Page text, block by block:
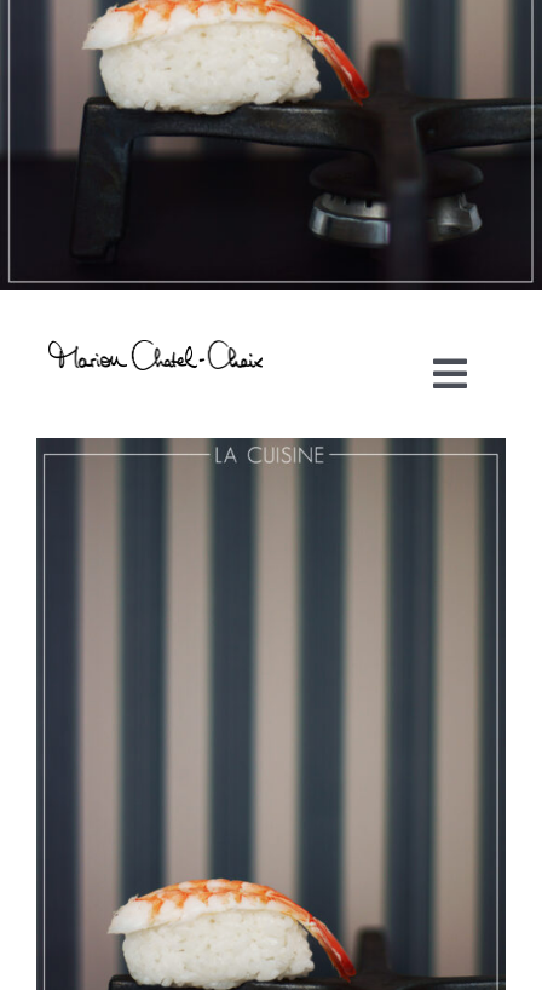
Artiste plasticienne